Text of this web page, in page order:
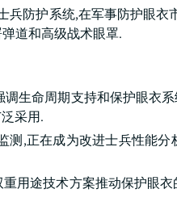
防护系统,在军事防护眼衣
道和高级战术眼罩.
生命周期支持和保护眼衣
采用.
,正在成为改进士兵性能
用途技术方案推动保护眼